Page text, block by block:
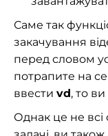
Саме так
закачування
перед словом
потрапите на
ввести vd, то
Однак це не